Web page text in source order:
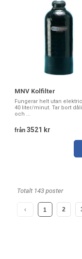
MNV Kolfilter
Fungerar helt utan
40 liter/minut. Tar bort
och ...
från 3521 kr
Totalt 143 poster
1 2